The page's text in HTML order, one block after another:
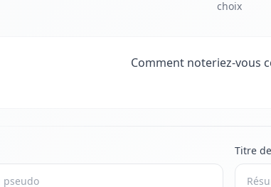
choix
Comment noteriez-vous
Titre